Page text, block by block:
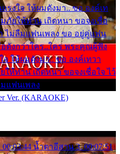
รงใจ ให้ผมดังมา.. ขอ องค์เท
ภัยให้ท่าน เถิดหนา ขอจงเชื่อ
ไม่ลืมแฟนเพลง ขอ อยู่คู่แฟน
อดังกว่าใคร..ใคร พระคุณผู้ฟัง
ให้ผมดังมา.. ขอ องค์เทวา
ห้ท่าน เถิดหนา ขอจงเชื่อใจ ไว้
แฟนเพลง
Ver. (KARAOKE)
น้ำตาอีสาน 3. 00:07:51